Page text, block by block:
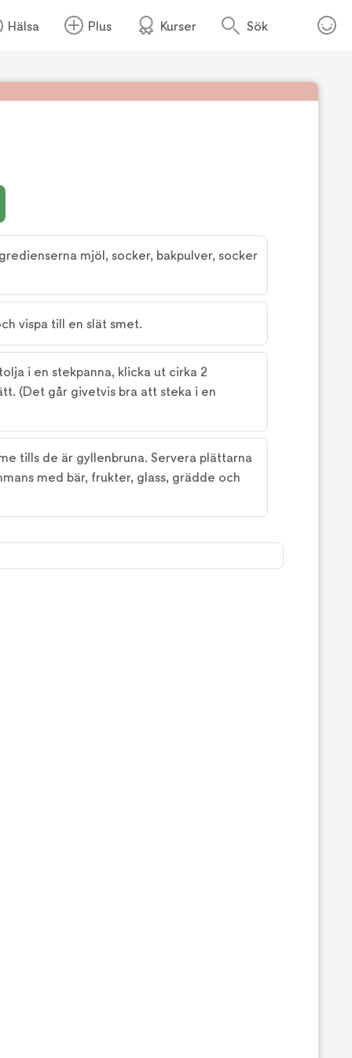
Hälsa Plus Kurser Sök
Foto:Köket.se
mjöl, socker, bakpulver, socker
vispa till en slät smet.
i en stekpanna, klicka ut cirka 2
(Det går givetvis bra att steka i en
tills de är gyllenbruna. Servera plättarna
med bär, frukter, glass, grädde och